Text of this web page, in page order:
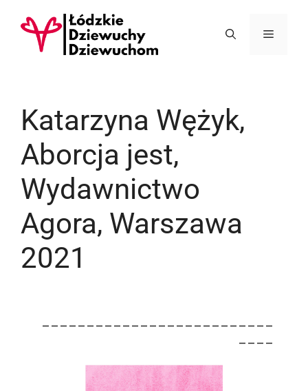
Menu
Katarzyna Wężyk,
Aborcja jest,
Wydawnictwo
Agora, Warszawa
2021
__________________________
____